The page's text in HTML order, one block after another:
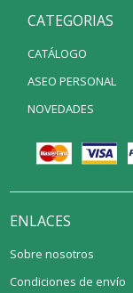
CATEGORIAS
CATÁLOGO
ASEO PERSONAL
NOVEDADES
ENLACES
Sobre nosotros
Condiciones de envío